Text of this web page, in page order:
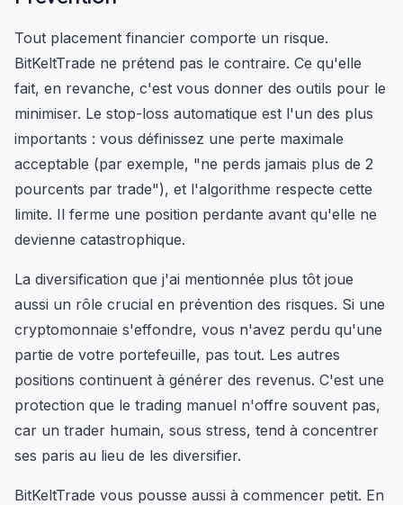
Tout placement financier comporte un risque.
BitKeltTrade ne prétend pas le contraire. Ce qu'elle
fait, en revanche, c'est vous donner des outils pour le
minimiser. Le stop-loss automatique est l'un des plus
importants : vous définissez une perte maximale
acceptable (par exemple, "ne perds jamais plus de 2
pourcents par trade"), et l'algorithme respecte cette
limite. Il ferme une position perdante avant qu'elle ne
devienne catastrophique.
La diversification que j'ai mentionnée plus tôt joue
aussi un rôle crucial en prévention des risques. Si une
cryptomonnaie s'effondre, vous n'avez perdu qu'une
partie de votre portefeuille, pas tout. Les autres
positions continuent à générer des revenus. C'est une
protection que le trading manuel n'offre souvent pas,
car un trader humain, sous stress, tend à concentrer
ses paris au lieu de les diversifier.
BitKeltTrade vous pousse aussi à commencer petit. En